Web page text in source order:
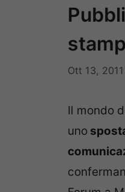
Ott 13, 2011
Il mondo
uno